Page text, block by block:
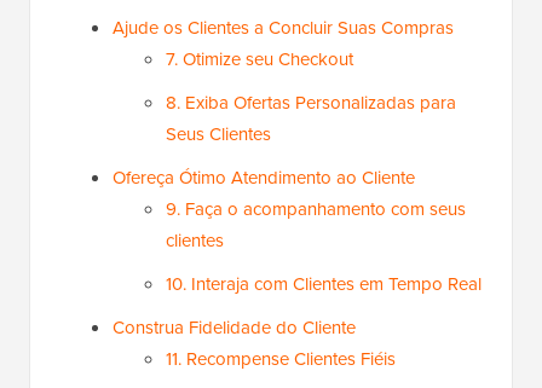
Ajude os Clientes a Concluir Suas Compras
7. Otimize seu Checkout
8. Exiba Ofertas Personalizadas para
Seus Clientes
Ofereça Ótimo Atendimento ao Cliente
9. Faça o acompanhamento com seus
clientes
10. Interaja com Clientes em Tempo Real
Construa Fidelidade do Cliente
11. Recompense Clientes Fiéis